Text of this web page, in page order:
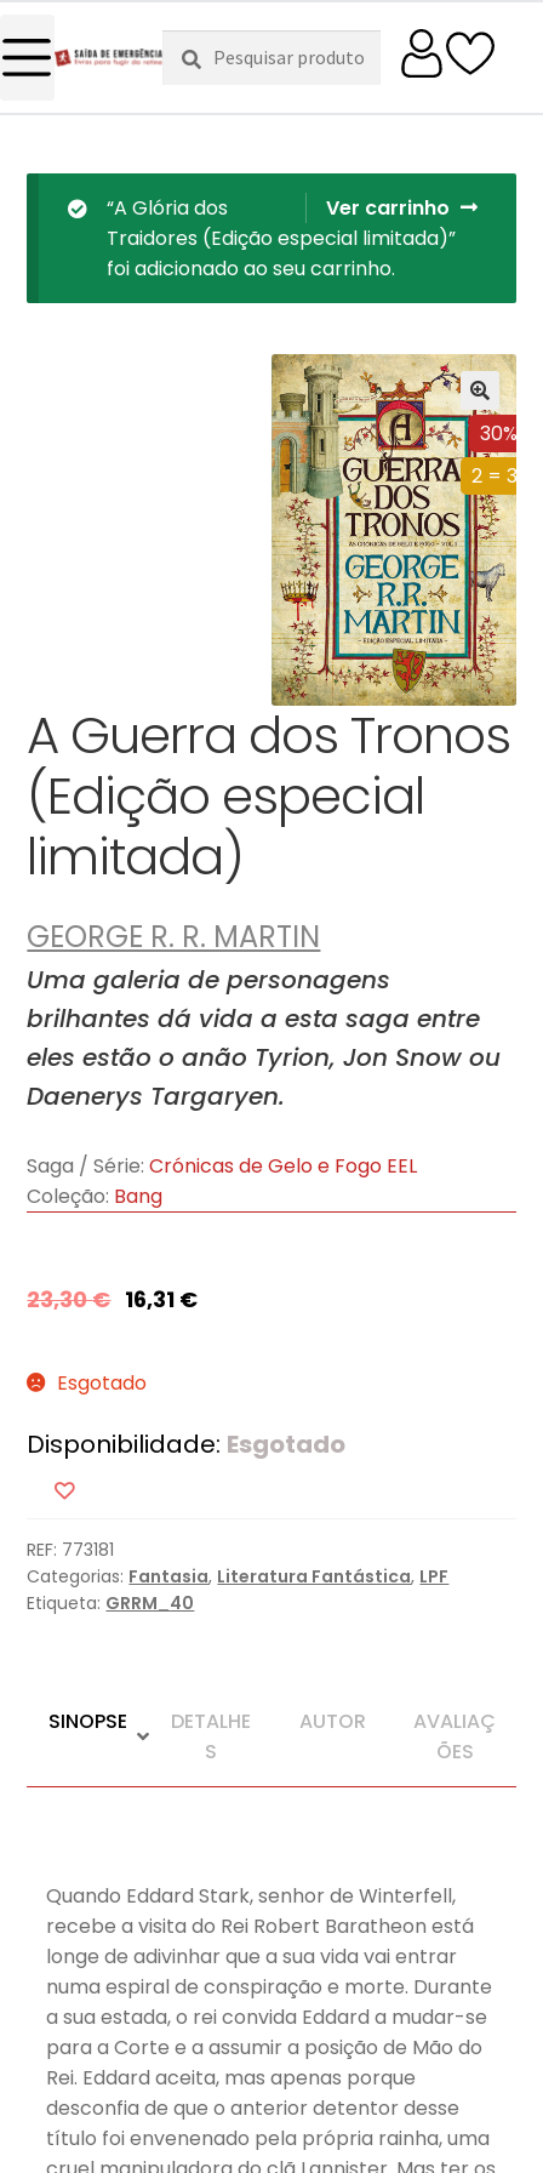
Pesquisar
por:
Pesquisa
Ver carrinho
“A Glória dos
Traidores (Edição especial limitada)”
foi adicionado ao seu carrinho.
30%
2 = 3
A Guerra dos Tronos
(Edição especial
limitada)
GEORGE R. R. MARTIN
Uma galeria de personagens
brilhantes dá vida a esta saga entre
eles estão o anão Tyrion, Jon Snow ou
Daenerys Targaryen.
Saga / Série: Crónicas de Gelo e Fogo EEL
Coleção: Bang
23,30€ 16,31 €
Esgotado
Disponibilidade: Esgotado
REF: 773181
Categorias: Fantasia, Literatura Fantástica, LPF
Etiqueta: GRRM_40
SINOPSE
DETALHE
S
AUTOR
AVALIAÇ
ÕES
Quando Eddard Stark, senhor de Winterfell,
recebe a visita do Rei Robert Baratheon está
longe de adivinhar que a sua vida vai entrar
numa espiral de conspiração e morte. Durante
a sua estada, o rei convida Eddard a mudar-se
para a Corte e a assumir a posição de Mão do
Rei. Eddard aceita, mas apenas porque
desconfia de que o anterior detentor desse
título foi envenenado pela própria rainha, uma